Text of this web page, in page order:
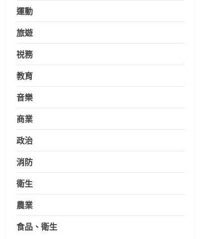
運動
旅遊
祱務
教育
音樂
商業
政治
消防
衛生
農業
食品、衛生